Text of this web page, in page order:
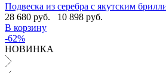
Подвеска из серебра с якутским
28 680 руб.
10 898 руб.
В корзину
-62%
НОВИНКА